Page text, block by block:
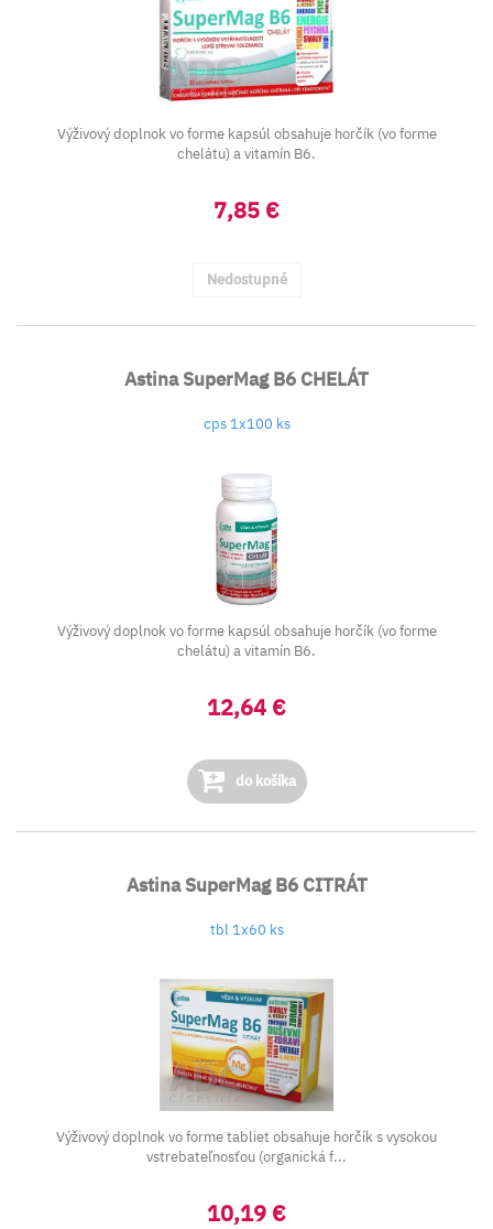
Výživový doplnok vo forme kapsúl obsahuje horčík (vo forme
chelátu) a vitamín B6.
7,85 €
Nedostupné
Astina SuperMag B6 CHELÁT
cps 1x100 ks
Výživový doplnok vo forme kapsúl obsahuje horčík (vo forme
chelátu) a vitamín B6.
12,64 €
do košíka
Astina SuperMag B6 CITRÁT
tbl 1x60 ks
Výživový doplnok vo forme tabliet obsahuje horčík s vysokou
vstrebateľnosťou (organická f...
10,19 €